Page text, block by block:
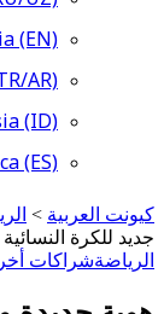
(EN)
AR)
(ID)
(ES)
كيونت العربية >
جديد للكرة
الرياضةشراكات